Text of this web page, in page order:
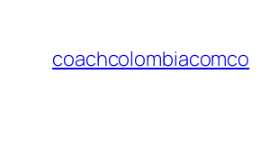
coachcolombiacomco